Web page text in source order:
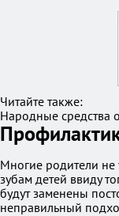
Читайте также:
Народные средства
Многие родители
зубам детей ввиду
будут заменены
неправильный